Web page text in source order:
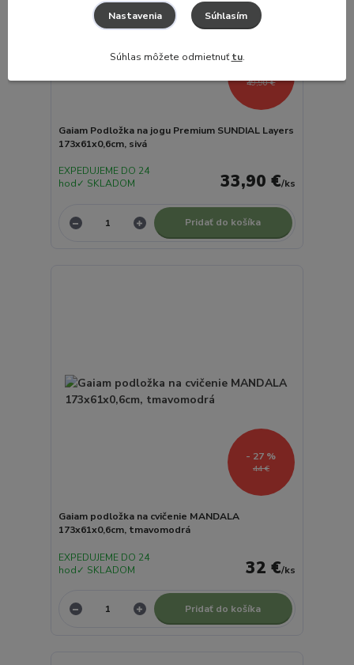
49,90 €
Gaiam Podložka na jogu Premium SUNDIAL Layers
173x61x0,6cm, sivá
33,90 €/ks
EXPEDUJEME DO 24
hod✓ SKLADOM
Pridať do košíka
44 €
- 27 %
Gaiam podložka na cvičenie MANDALA
173x61x0,6cm, tmavomodrá
32 €/ks
EXPEDUJEME DO 24
hod✓ SKLADOM
Pridať do košíka
Nastavenia Súhlasím
Súhlas môžete odmietnuťtu.